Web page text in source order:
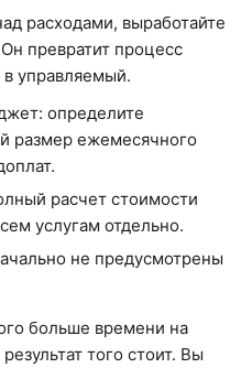
расходами, выработайте
превратит процесс
управляемый.
определите
размер ежемесячного
расчет стоимости
услугам отдельно.
не предусмотрены
больше времени на
того стоит. Вы